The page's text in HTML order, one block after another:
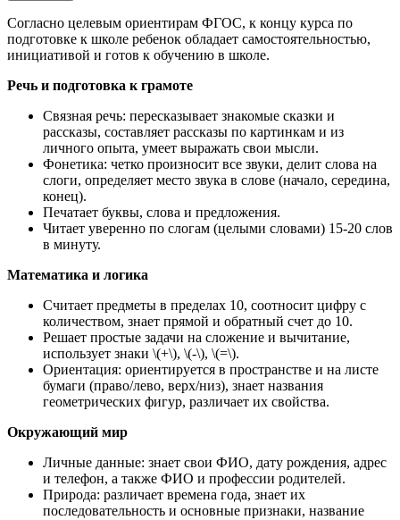
Согласно целевым ориентирам ФГОС, к концу курса по
подготовке к школе ребенок обладает самостоятельностью,
инициативой и готов к обучению в школе.
Речь и подготовка к грамоте
Связная речь: пересказывает знакомые сказки и
рассказы, составляет рассказы по картинкам и из
личного опыта, умеет выражать свои мысли.
Фонетика: четко произносит все звуки, делит слова на
слоги, определяет место звука в слове (начало, середина,
конец).
Печатает буквы, слова и предложения.
Читает уверенно по слогам (целыми словами) 15-20 слов
в минуту.
Математика и логика
Считает предметы в пределах 10, соотносит цифру с
количеством, знает прямой и обратный счет до 10.
Решает простые задачи на сложение и вычитание,
использует знаки \(+\), \(-\), \(=\).
Ориентация: ориентируется в пространстве и на листе
бумаги (право/лево, верх/низ), знает названия
геометрических фигур, различает их свойства.
Окружающий мир
Личные данные: знает свои ФИО, дату рождения, адрес
и телефон, а также ФИО и профессии родителей.
Природа: различает времена года, знает их
последовательность и основные признаки, название